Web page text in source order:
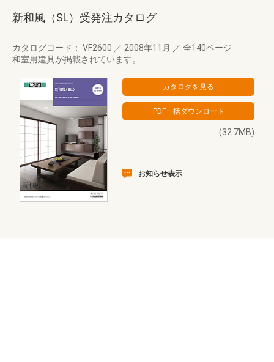
新和風（SL）受発注カタログ
カタログコード： VF2600 ／ 2008年11月 ／ 全140ページ
和室用建具が掲載されています。
(32.7MB)
お知らせ表示